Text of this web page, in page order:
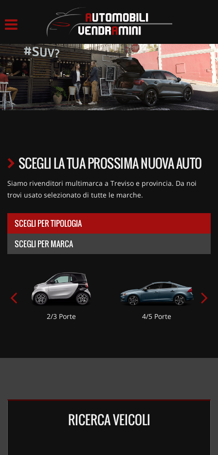
LISTA VEICOLI
ACQUISTIAMO USATO
ASSISTENZA
SCEGLI LA TUA PROSSIMA NUOVA AUTO
Siamo rivenditori multimarca a Treviso e provincia. Da noi
trovi usato selezionato di tutte le marche.
SCEGLI PER TIPOLOGIA
SCEGLI PER MARCA
2/3 Porte 4/5 Porte
RICERCA VEICOLI